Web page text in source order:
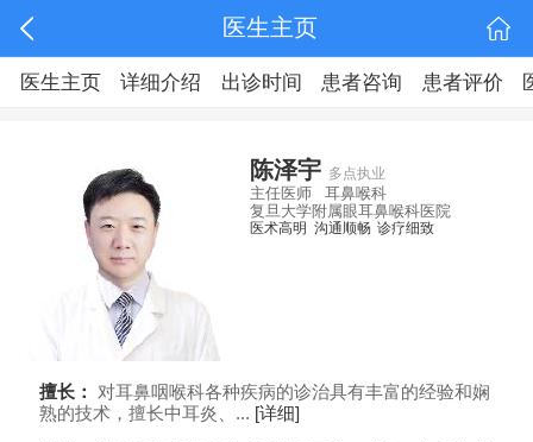
医生主页
医生主页 详细介绍 出诊时间 患者咨询 患者评价
陈泽宇 多点执业
主任医师
耳鼻喉科
复旦大学附属眼耳鼻喉科医院
医术高明 沟通顺畅 诊疗细致
擅长：
对耳鼻咽喉科各种疾病的诊治具有丰富的经验和娴
熟的技术，擅长中耳炎、... [详细]